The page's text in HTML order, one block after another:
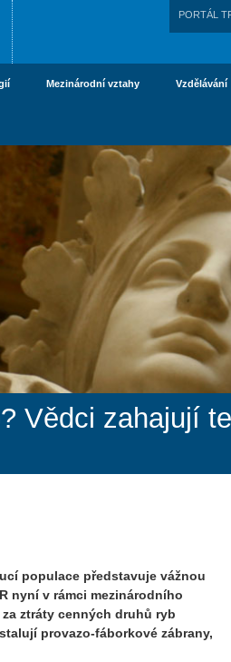
PORTÁL
Mezinárodní vztahy Vzdělávání
Vědci zahajují
populace představuje vážnou
nyní v rámci mezinárodního
ztráty cenných druhů ryb
provazo-fáborkové zábrany,